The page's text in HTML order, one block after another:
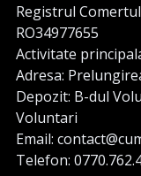
Registrul
RO34977655
Activitate
Adresa:
Depozit: B-dul
Voluntari
Email:
Telefon: